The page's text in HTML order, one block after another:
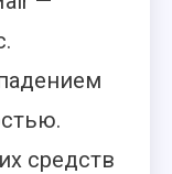
средств